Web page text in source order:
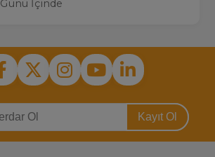
İçinde
Kayıt Ol